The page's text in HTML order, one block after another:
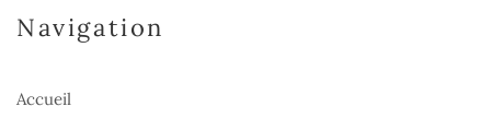
Navigation
Accueil